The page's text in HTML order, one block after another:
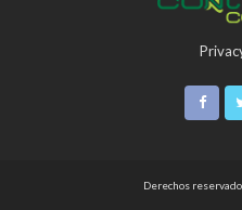
Derechos